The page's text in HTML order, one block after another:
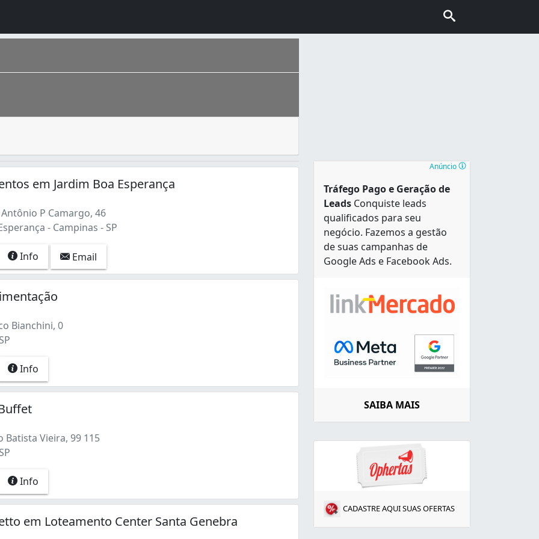
(1)
do estado de São Paulo . Sua população estimada em 2015 era de 1 164 098 habitantes, além, de ser o
em Jardim Boa Esperança
P Camargo, 46
- Campinas - SP
Info Email
Bianchini, 0
Info
Batista Vieira, 99 115
Info
em Loteamento Center Santa Genebra
Anúncio
Tráfego Pago e Geração de
Leads Conquiste leads
qualificados para seu
negócio. Fazemos a gestão
de suas campanhas de
Google Ads e Facebook Ads.
SAIBA MAIS
CADASTRE AQUI SUAS OFERTAS